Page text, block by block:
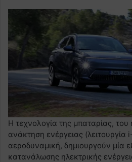
Η τεχνολογία της μπαταρίας, του
ανάκτηση ενέργειας (λειτουργία
αεροδυναμική, δημιουργούν μία
κατανάλωσης ηλεκτρικής